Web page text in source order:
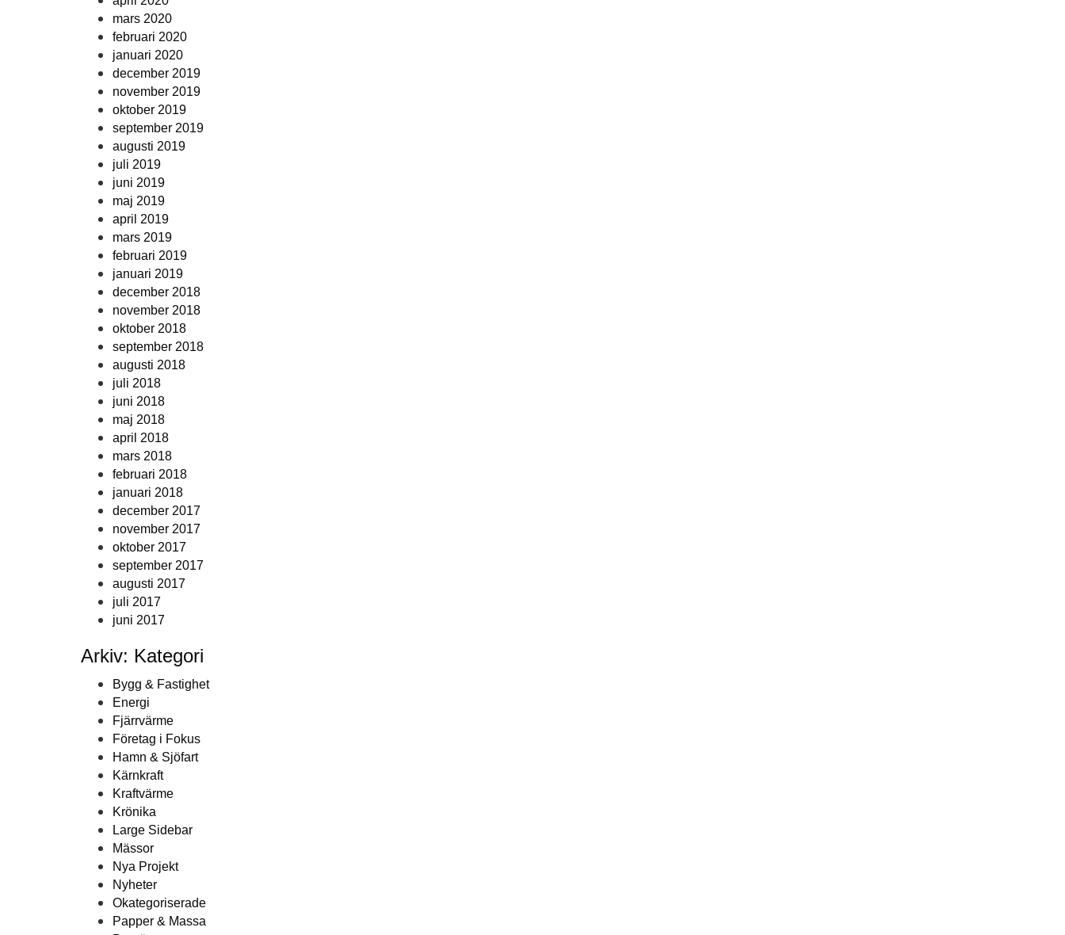
mars 2020
februari 2020
januari 2020
december 2019
november 2019
oktober 2019
september 2019
augusti 2019
juli 2019
juni 2019
maj 2019
april 2019
mars 2019
februari 2019
januari 2019
december 2018
november 2018
oktober 2018
september 2018
augusti 2018
juli 2018
juni 2018
maj 2018
april 2018
mars 2018
februari 2018
januari 2018
december 2017
november 2017
oktober 2017
september 2017
augusti 2017
juli 2017
juni 2017
Arkiv: Kategori
Bygg & Fastighet
Energi
Fjärrvärme
Företag i Fokus
Hamn & Sjöfart
Kärnkraft
Kraftvärme
Krönika
Large Sidebar
Mässor
Nya Projekt
Nyheter
Okategoriserade
Papper & Massa